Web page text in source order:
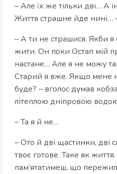
– Але їх же тільки дві… А
Життя страшне йде нині…
– А ти не страшися. Якби
жити. Он поки Остап мій
настане… Але я не можу
Старий я вже. Якщо мене
буде? – вголос думав
літеплою дніпровою
– Та я й не…
– Ото й дві щастинки, дві
твоє готове. Таке як
пам’ятатимеш, що